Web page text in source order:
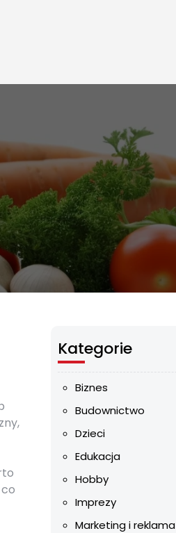
Kategorie
Biznes
Budownictwo
Dzieci
Edukacja
Hobby
Imprezy
Marketing i reklama